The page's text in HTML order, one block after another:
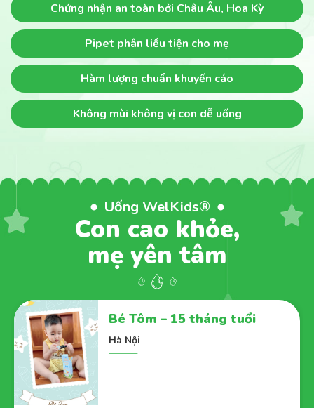
Chứng nhận an toàn bởi Châu Âu, Hoa Kỳ
Pipet phân liều tiện cho mẹ
Hàm lượng chuẩn khuyến cáo
Không mùi không vị con dễ uống
Uống WelKids®
Con cao khỏe,
mẹ yên tâm
Bé Tôm – 15 tháng tuổi
Hà Nội